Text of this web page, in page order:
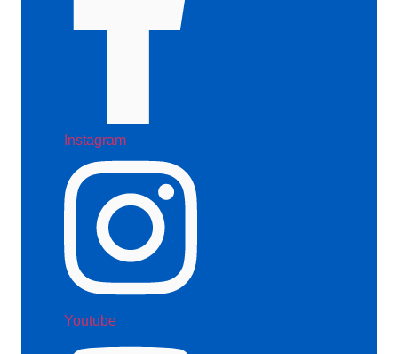
Instagram
Youtube